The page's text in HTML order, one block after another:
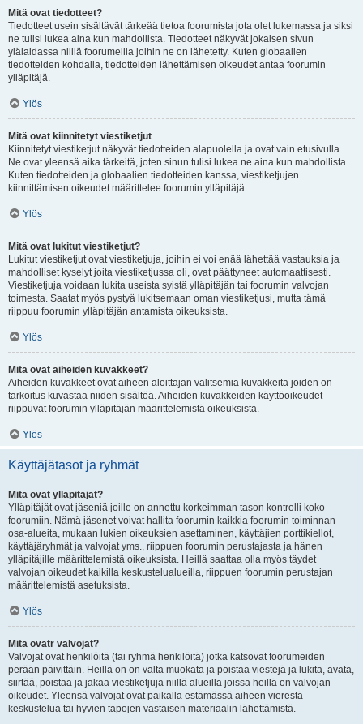
Mitä ovat tiedotteet?
Tiedotteet usein sisältävät tärkeää tietoa foorumista jota olet lukemassa ja siksi
ne tulisi lukea aina kun mahdollista. Tiedotteet näkyvät jokaisen sivun
ylälaidassa niillä foorumeilla joihin ne on lähetetty. Kuten globaalien
tiedotteiden kohdalla, tiedotteiden lähettämisen oikeudet antaa foorumin
ylläpitäjä.
Ylös
Mitä ovat kiinnitetyt viestiketjut
Kiinnitetyt viestiketjut näkyvät tiedotteiden alapuolella ja ovat vain etusivulla.
Ne ovat yleensä aika tärkeitä, joten sinun tulisi lukea ne aina kun mahdollista.
Kuten tiedotteiden ja globaalien tiedotteiden kanssa, viestiketjujen
kiinnittämisen oikeudet määrittelee foorumin ylläpitäjä.
Ylös
Mitä ovat lukitut viestiketjut?
Lukitut viestiketjut ovat viestiketjuja, joihin ei voi enää lähettää vastauksia ja
mahdolliset kyselyt joita viestiketjussa oli, ovat päättyneet automaattisesti.
Viestiketjuja voidaan lukita useista syistä ylläpitäjän tai foorumin valvojan
toimesta. Saatat myös pystyä lukitsemaan oman viestiketjusi, mutta tämä
riippuu foorumin ylläpitäjän antamista oikeuksista.
Ylös
Mitä ovat aiheiden kuvakkeet?
Aiheiden kuvakkeet ovat aiheen aloittajan valitsemia kuvakkeita joiden on
tarkoitus kuvastaa niiden sisältöä. Aiheiden kuvakkeiden käyttöoikeudet
riippuvat foorumin ylläpitäjän määrittelemistä oikeuksista.
Ylös
Käyttäjätasot ja ryhmät
Mitä ovat ylläpitäjät?
Ylläpitäjät ovat jäseniä joille on annettu korkeimman tason kontrolli koko
foorumiin. Nämä jäsenet voivat hallita foorumin kaikkia foorumin toiminnan
osa-alueita, mukaan lukien oikeuksien asettaminen, käyttäjien porttikiellot,
käyttäjäryhmät ja valvojat yms., riippuen foorumin perustajasta ja hänen
ylläpitäjille määrittelemistä oikeuksista. Heillä saattaa olla myös täydet
valvojan oikeudet kaikilla keskustelualueilla, riippuen foorumin perustajan
määrittelemistä asetuksista.
Ylös
Mitä ovatr valvojat?
Valvojat ovat henkilöitä (tai ryhmä henkilöitä) jotka katsovat foorumeiden
perään päivittäin. Heillä on on valta muokata ja poistaa viestejä ja lukita, avata,
siirtää, poistaa ja jakaa viestiketjuja niillä alueilla joissa heillä on valvojan
oikeudet. Yleensä valvojat ovat paikalla estämässä aiheen vierestä
keskustelua tai hyvien tapojen vastaisen materiaalin lähettämistä.